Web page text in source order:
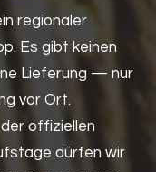
regionaler
Es gibt keinen
Lieferung — nur
vor Ort.
offiziellen
dürfen wir